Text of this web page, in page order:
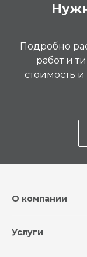
Подробно
работ и
стоимость
О компании
Услуги